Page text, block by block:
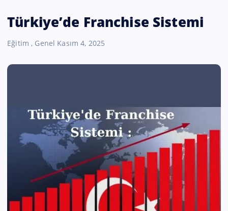
Türkiye’de Franchise Sistemi
Eğitim , Genel Kasım 4, 2025